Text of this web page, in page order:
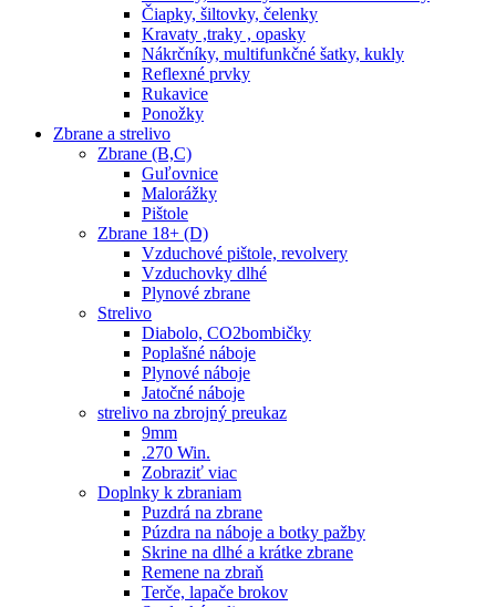
Čiapky, šiltovky, čelenky
Kravaty ,traky , opasky
Nákrčníky, multifunkčné šatky, kukly
Reflexné prvky
Rukavice
Ponožky
Zbrane a strelivo
Zbrane (B,C)
Guľovnice
Malorážky
Pištole
Zbrane 18+ (D)
Vzduchové pištole, revolvery
Vzduchovky dlhé
Plynové zbrane
Strelivo
Diabolo, CO2bombičky
Poplašné náboje
Plynové náboje
Jatočné náboje
strelivo na zbrojný preukaz
9mm
.270 Win.
Zobraziť viac
Doplnky k zbraniam
Puzdrá na zbrane
Púzdra na náboje a botky pažby
Skrine na dlhé a krátke zbrane
Remene na zbraň
Terče, lapače brokov